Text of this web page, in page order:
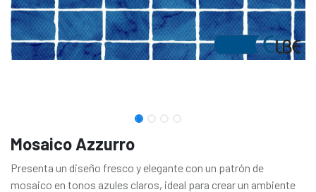
Mosaico Azzurro
Presenta un diseño fresco y elegante con un patrón de
mosaico en tonos azules claros, ideal para crear un ambiente